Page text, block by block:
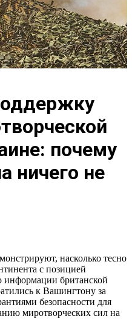
почему
ничего не
насколько тесно
с позицией
британской
к Вашингтону за
безопасности для
миротворческих сил на